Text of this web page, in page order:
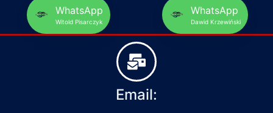
WhatsApp
Witold Pisarczyk
WhatsApp
Dawid Krzewiński
Email: